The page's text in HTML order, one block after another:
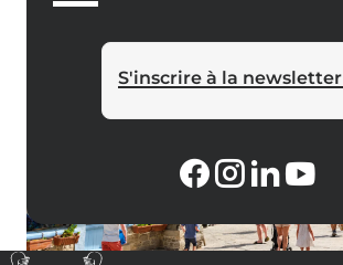
S'inscrire à la newsletter